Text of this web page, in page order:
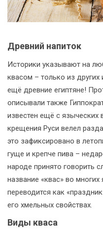
Древний напиток
Историки указывают на
квасом – только из
ещё древние египтяне!
описывали также
известен ещё с языческих
крещения Руси велел
это зафиксировано в
гуще и крепче пива –
народе принято говорить
название «квас» во
переводится как
его хмельных свойствах.
Виды кваса